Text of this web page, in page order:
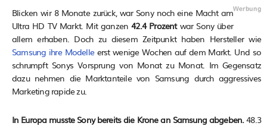
Blicken wir 8 Monate zurück, war Sony noch eine Macht am
Ultra HD TV Markt. Mit ganzen42.4 Prozent war Sony über
allem erhaben. Doch zu diesem Zeitpunkt haben Hersteller wie
Samsung ihre Modelle erst wenige Wochen auf dem Markt. Und so
schrumpft Sonys Vorsprung von Monat zu Monat. Im Gegensatz
dazu nehmen die Marktanteile von Samsung durch aggressives
Marketing rapide zu.
In Europa musste Sony bereits die Krone an Samsung abgeben.48.3